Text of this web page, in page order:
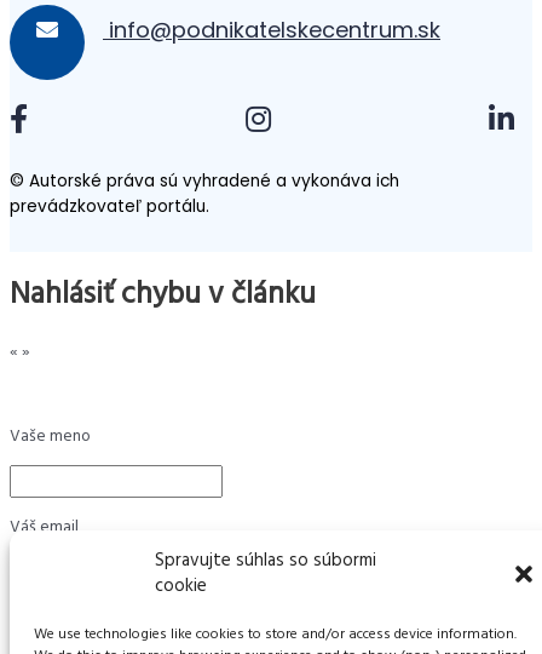
Spravujte súhlas so súbormi
cookie
We use technologies like cookies to store and/or access device information.
info@podnikatelskecentrum.sk
© Autorské práva sú vyhradené a vykonáva ich
prevádzkovateľ portálu.
Nahlásiť chybu v článku
«»
Vaše meno
Váš email